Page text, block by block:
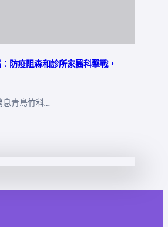
防疫阻森和診所家醫科擊戰，
息青島竹科…